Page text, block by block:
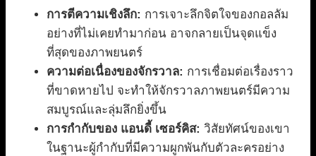
การตีความเชิงลึก: การเจาะลึกจิตใจของกอลลัม
อย่างที่ไม่เคยทำมาก่อน อาจกลายเป็นจุดแข็ง
ที่สุดของภาพยนตร์
ความต่อเนื่องของจักรวาล: การเชื่อมต่อเรื่องราว
ที่ขาดหายไป จะทำให้จักรวาลภาพยนตร์มีความ
สมบูรณ์และลุ่มลึกยิ่งขึ้น
การกำกับของ แอนดี้ เซอร์คิส: วิสัยทัศน์ของเขา
ในฐานะผู้กำกับที่มีความผูกพันกับตัวละครอย่าง